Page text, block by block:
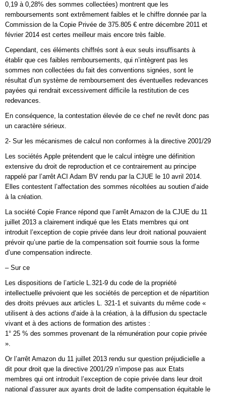
0,19 à 0,28% des sommes collectées) montrent que les
remboursements sont extrêmement faibles et le chiffre donnée par la
Commission de la Copie Privée de 375.805 € entre décembre 2011 et
février 2014 est certes meilleur mais encore très faible.
Cependant, ces éléments chiffrés sont à eux seuls insuffisants à
établir que ces faibles remboursements, qui n’intègrent pas les
sommes non collectées du fait des conventions signées, sont le
résultat d’un système de remboursement des éventuelles redevances
payées qui rendrait excessivement difficile la restitution de ces
redevances.
En conséquence, la contestation élevée de ce chef ne revêt donc pas
un caractère sérieux.
2- Sur les mécanismes de calcul non conformes à la directive 2001/29
Les sociétés Apple prétendent que le calcul intègre une définition
extensive du droit de reproduction et ce contrairement au principe
rappelé par l’arrêt ACI Adam BV rendu par la CJUE le 10 avril 2014.
Elles contestent l’affectation des sommes récoltées au soutien d’aide
à la création.
La société Copie France répond que l’arrêt Amazon de la CJUE du 11
juillet 2013 a clairement indiqué que les Etats membres qui ont
introduit l’exception de copie privée dans leur droit national pouvaient
prévoir qu’une partie de la compensation soit fournie sous la forme
d’une compensation indirecte.
– Sur ce
Les dispositions de l’article L.321-9 du code de la propriété
intellectuelle prévoient que les sociétés de perception et de répartition
des droits prévues aux articles L. 321-1 et suivants du même code «
utilisent à des actions d’aide à la création, à la diffusion du spectacle
vivant et à des actions de formation des artistes :
1° 25 % des sommes provenant de la rémunération pour copie privée
».
Or l’arrêt Amazon du 11 juillet 2013 rendu sur question préjudicielle a
dit pour droit que la directive 2001/29 n’impose pas aux Etats
membres qui ont introduit l’exception de copie privée dans leur droit
national d’assurer aux ayants droit de ladite compensation équitable le